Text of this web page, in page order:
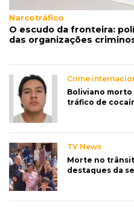
Narcotráfico
O escudo da fronteira:
das organizações
Crime
Boliviano
tráfico de
TV News
Morte no
destaques da